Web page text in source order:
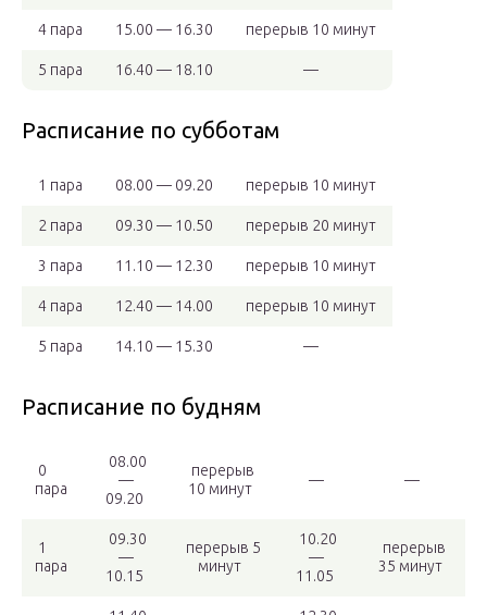
4 пара 15.00 — 16.30 перерыв 10 минут
5 пара 16.40 — 18.10 —
Расписание по субботам
1 пара 08.00 — 09.20 перерыв 10 минут
2 пара 09.30 — 10.50 перерыв 20 минут
3 пара 11.10 — 12.30 перерыв 10 минут
4 пара 12.40 — 14.00 перерыв 10 минут
5 пара 14.10 — 15.30 —
Расписание по будням
0
пара
08.00
—
09.20
перерыв
10 минут
— —
1
пара
09.30
—
10.15
перерыв 5
минут
10.20
—
11.05
перерыв
35 минут